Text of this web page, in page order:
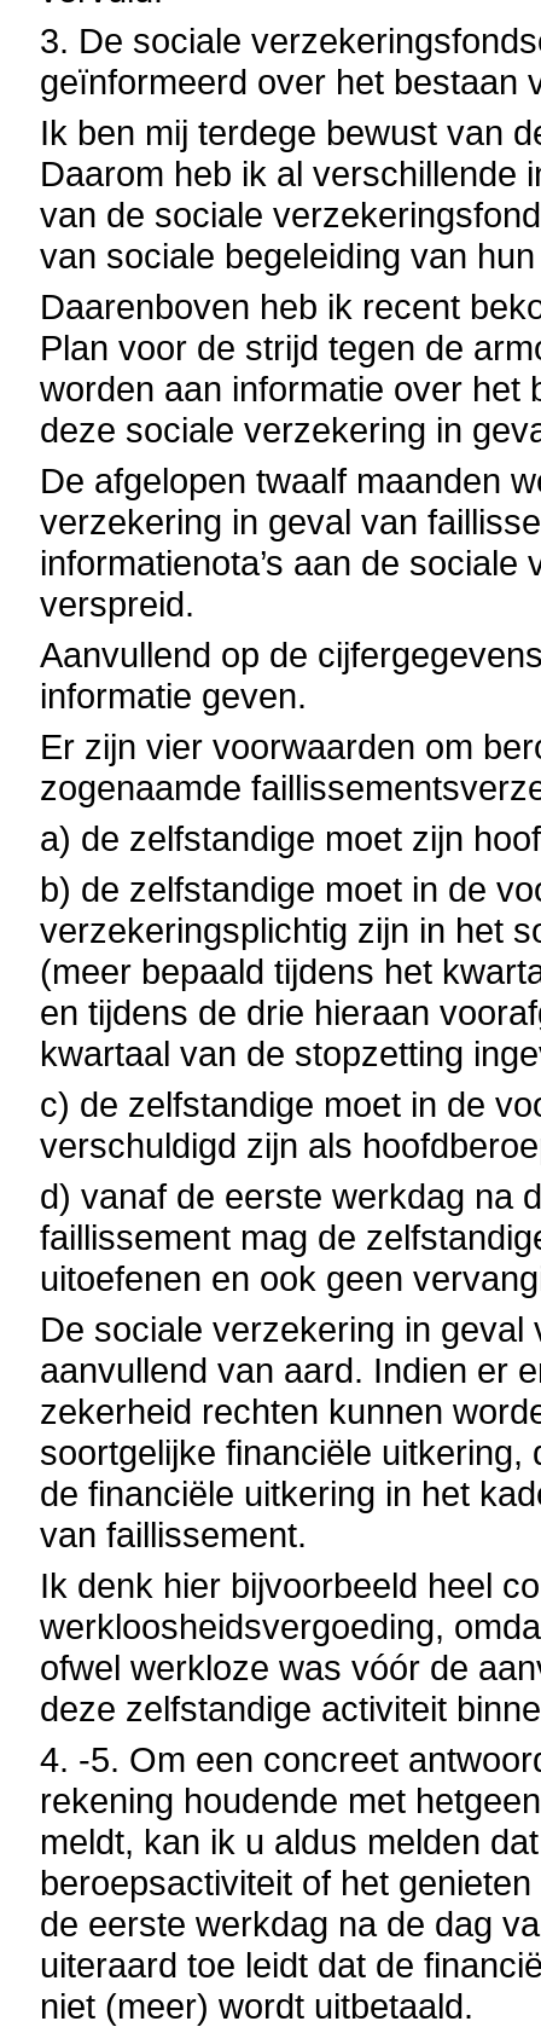
3. De sociale
geïnformeerd over het bestaan
Ik ben mij terdege bewust van
Daarom heb ik al verschillende
van de sociale
van sociale begeleiding van
Daarenboven heb ik recent
Plan voor de strijd tegen de
worden aan informatie over het
deze sociale verzekering in
De afgelopen twaalf maanden
verzekering in geval van
informatienota’s aan de
verspreid.
Aanvullend op de
informatie geven.
Er zijn vier voorwaarden om
zogenaamde
a) de zelfstandige moet zijn
b) de zelfstandige moet in de
verzekeringsplichtig zijn in het
(meer bepaald tijdens het
en tijdens de drie hieraan
kwartaal van de stopzetting
c) de zelfstandige moet in de
verschuldigd zijn als
d) vanaf de eerste werkdag na
faillissement mag de
uitoefenen en ook geen
De sociale verzekering in
aanvullend van aard. Indien er
zekerheid rechten kunnen
soortgelijke financiële
de financiële uitkering in het
van faillissement.
Ik denk hier bijvoorbeeld heel
werkloosheidsvergoeding,
ofwel werkloze was vóór de
deze zelfstandige activiteit
4. -5. Om een concreet
rekening houdende met
meldt, kan ik u aldus melden
beroepsactiviteit of het
de eerste werkdag na de dag
uiteraard toe leidt dat de
niet (meer) wordt uitbetaald.